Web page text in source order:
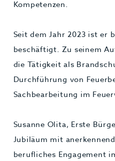
Kompetenzen.
Seit dem Jahr 2023 ist er
beschäftigt. Zu seinem
die Tätigkeit als
Durchführung von
Sachbearbeitung im
Susanne Olita, Erste
Jubiläum mit
berufliches Engagement